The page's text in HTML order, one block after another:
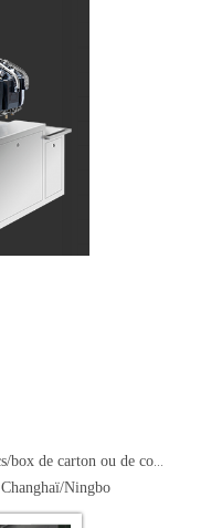
Caisse standard 1pcs/box de carton ou de contreplaqué d'exportation
Changhaï/Ningbo